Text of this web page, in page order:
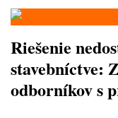
Riešenie
stavebníctve:
odborníkov s